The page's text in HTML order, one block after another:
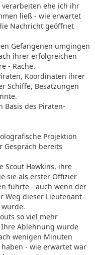
ehe ich ihr
ließ - wie erwartet
Nachricht geöffnet
Gefangenen umgingen
ihrer erfolgreichen
- Rache.
Koordinaten ihrer
Schiffe, Besatzungen
Basis des Piraten-
Projektion
Gespräch bereits
Scout Hawkins, ihre
sie als erster Offizier
führte - auch wenn der
Weg dieser Lieutenant
so viel mehr
Ablehnung wurde
wenigen Minuten
- wie erwartet war